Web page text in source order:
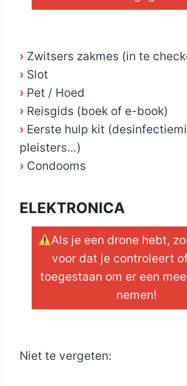
› Zwitsers zakmes (in te
› Slot
› Pet / Hoed
› Reisgids (boek of e-book)
› Eerste hulp kit
pleisters…)
› Condooms
ELEKTRONICA
Als je een drone hebt,
voor dat je controleert
toegestaan om er een
nemen!
Niet te vergeten: